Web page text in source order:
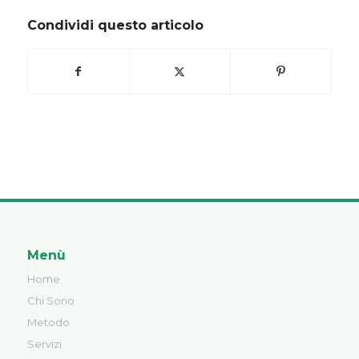
Condividi questo articolo
Menù
Home
Chi Sono
Metodo
Servizi